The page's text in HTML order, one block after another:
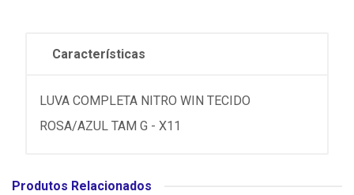
Características
LUVA COMPLETA NITRO WIN TECIDO
ROSA/AZUL TAM G - X11
Produtos Relacionados